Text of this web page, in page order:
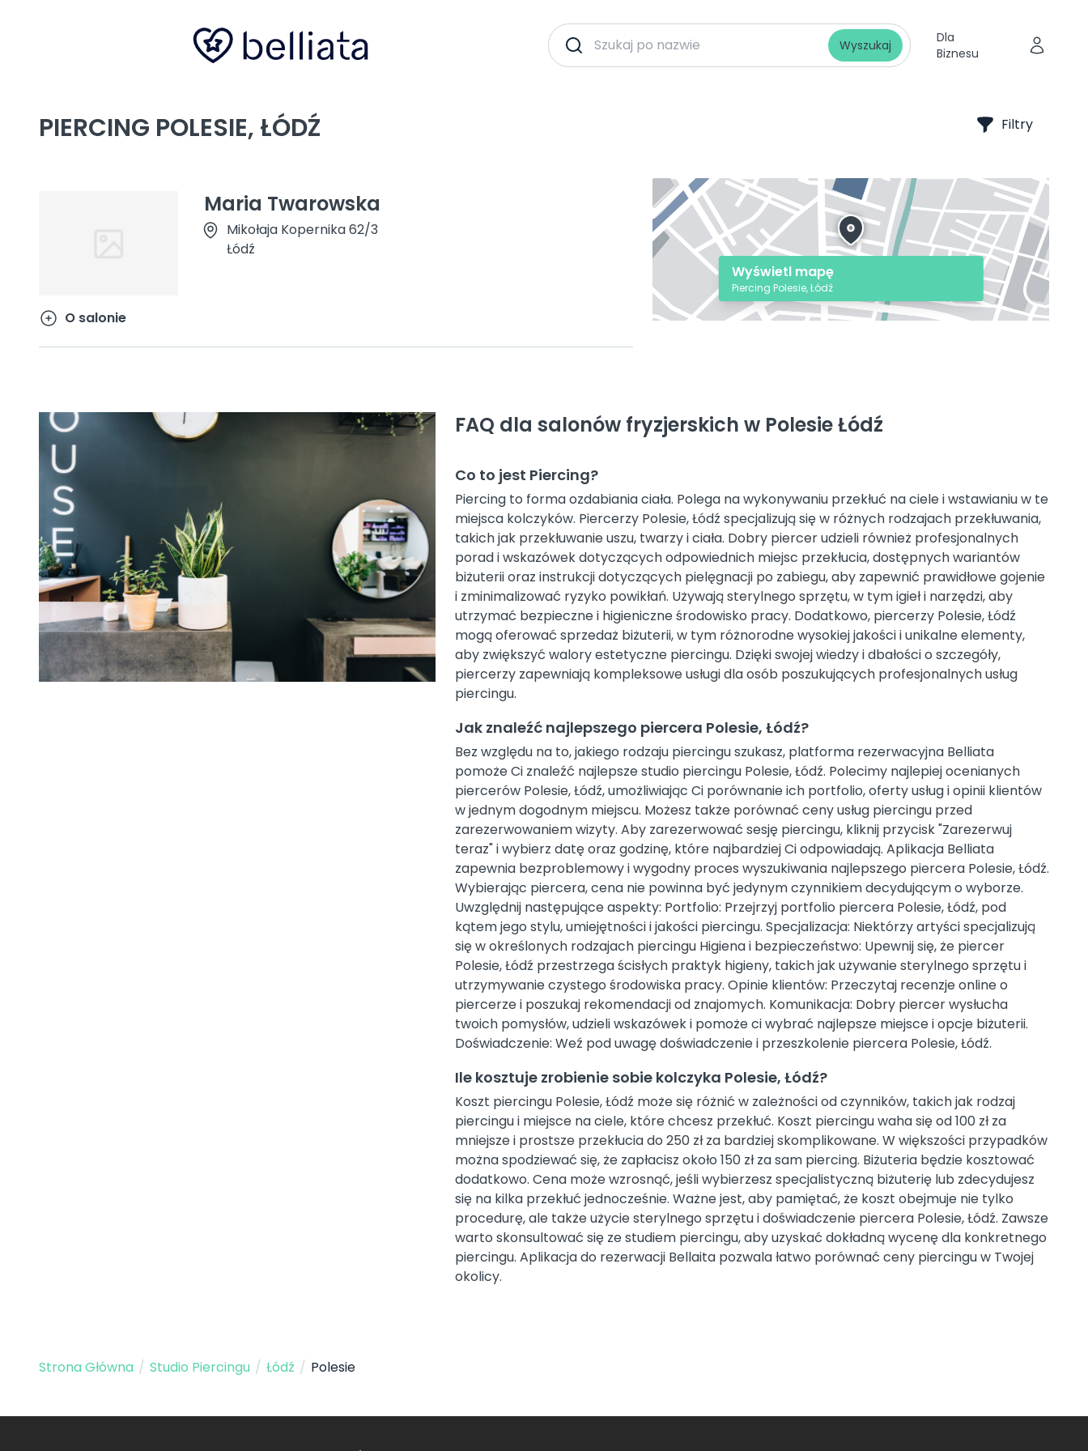
Wyszukaj
Dla
Biznesu
PIERCING POLESIE, ŁÓDŹ Filtry
Maria Twarowska
Mikołaja Kopernika 62/3
Łódź
O salonie
Wyświetl mapę
Piercing Polesie, Łódź
FAQ dla salonów fryzjerskich w Polesie Łódź
Co to jest Piercing?
Piercing to forma ozdabiania ciała. Polega na wykonywaniu przekłuć na ciele i wstawianiu w te
miejsca kolczyków. Piercerzy Polesie, Łódź specjalizują się w różnych rodzajach przekłuwania,
takich jak przekłuwanie uszu, twarzy i ciała. Dobry piercer udzieli również profesjonalnych
porad i wskazówek dotyczących odpowiednich miejsc przekłucia, dostępnych wariantów
biżuterii oraz instrukcji dotyczących pielęgnacji po zabiegu, aby zapewnić prawidłowe gojenie
i zminimalizować ryzyko powikłań. Używają sterylnego sprzętu, w tym igieł i narzędzi, aby
utrzymać bezpieczne i higieniczne środowisko pracy. Dodatkowo, piercerzy Polesie, Łódź
mogą oferować sprzedaż biżuterii, w tym różnorodne wysokiej jakości i unikalne elementy,
aby zwiększyć walory estetyczne piercingu. Dzięki swojej wiedzy i dbałości o szczegóły,
piercerzy zapewniają kompleksowe usługi dla osób poszukujących profesjonalnych usług
piercingu.
Jak znaleźć najlepszego piercera Polesie, Łódź?
Bez względu na to, jakiego rodzaju piercingu szukasz, platforma rezerwacyjna Belliata
pomoże Ci znaleźć najlepsze studio piercingu Polesie, Łódź. Polecimy najlepiej ocenianych
piercerów Polesie, Łódź, umożliwiając Ci porównanie ich portfolio, oferty usług i opinii klientów
w jednym dogodnym miejscu. Możesz także porównać ceny usług piercingu przed
zarezerwowaniem wizyty. Aby zarezerwować sesję piercingu, kliknij przycisk "Zarezerwuj
teraz" i wybierz datę oraz godzinę, które najbardziej Ci odpowiadają. Aplikacja Belliata
zapewnia bezproblemowy i wygodny proces wyszukiwania najlepszego piercera Polesie, Łódź.
Wybierając piercera, cena nie powinna być jedynym czynnikiem decydującym o wyborze.
Uwzględnij następujące aspekty: Portfolio: Przejrzyj portfolio piercera Polesie, Łódź, pod
kątem jego stylu, umiejętności i jakości piercingu. Specjalizacja: Niektórzy artyści specjalizują
się w określonych rodzajach piercingu Higiena i bezpieczeństwo: Upewnij się, że piercer
Polesie, Łódź przestrzega ścisłych praktyk higieny, takich jak używanie sterylnego sprzętu i
utrzymywanie czystego środowiska pracy. Opinie klientów: Przeczytaj recenzje online o
piercerze i poszukaj rekomendacji od znajomych. Komunikacja: Dobry piercer wysłucha
twoich pomysłów, udzieli wskazówek i pomoże ci wybrać najlepsze miejsce i opcje biżuterii.
Doświadczenie: Weź pod uwagę doświadczenie i przeszkolenie piercera Polesie, Łódź.
Ile kosztuje zrobienie sobie kolczyka Polesie, Łódź?
Koszt piercingu Polesie, Łódź może się różnić w zależności od czynników, takich jak rodzaj
piercingu i miejsce na ciele, które chcesz przekłuć. Koszt piercingu waha się od 100 zł za
mniejsze i prostsze przekłucia do 250 zł za bardziej skomplikowane. W większości przypadków
można spodziewać się, że zapłacisz około 150 zł za sam piercing. Biżuteria będzie kosztować
dodatkowo. Cena może wzrosnąć, jeśli wybierzesz specjalistyczną biżuterię lub zdecydujesz
się na kilka przekłuć jednocześnie. Ważne jest, aby pamiętać, że koszt obejmuje nie tylko
procedurę, ale także użycie sterylnego sprzętu i doświadczenie piercera Polesie, Łódź. Zawsze
warto skonsultować się ze studiem piercingu, aby uzyskać dokładną wycenę dla konkretnego
piercingu. Aplikacja do rezerwacji Bellaita pozwala łatwo porównać ceny piercingu w Twojej
okolicy.
Strona Główna / Studio Piercingu / Łódź / Polesie